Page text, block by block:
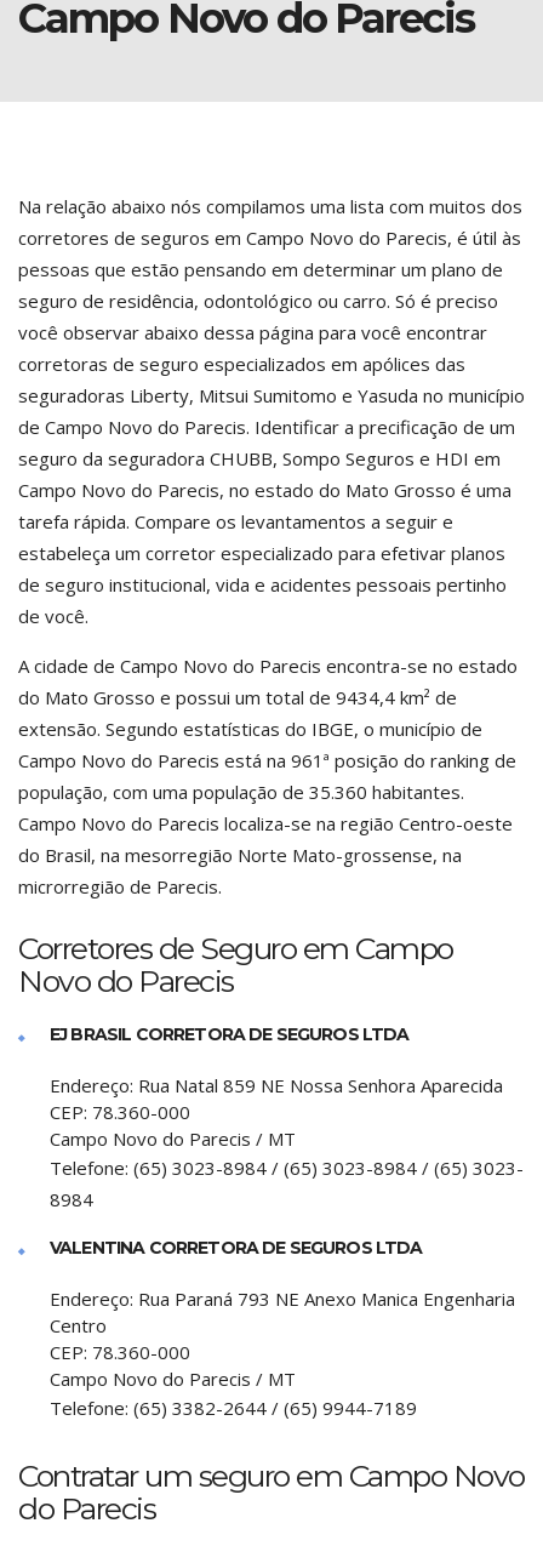
Campo Novo do Parecis
Na relação abaixo nós compilamos uma lista com muitos dos
corretores de seguros em Campo Novo do Parecis, é útil às
pessoas que estão pensando em determinar um plano de
seguro de residência, odontológico ou carro. Só é preciso
você observar abaixo dessa página para você encontrar
corretoras de seguro especializados em apólices das
seguradoras Liberty, Mitsui Sumitomo e Yasuda no município
de Campo Novo do Parecis. Identificar a precificação de um
seguro da seguradora CHUBB, Sompo Seguros e HDI em
Campo Novo do Parecis, no estado do Mato Grosso é uma
tarefa rápida. Compare os levantamentos a seguir e
estabeleça um corretor especializado para efetivar planos
de seguro institucional, vida e acidentes pessoais pertinho
de você.
A cidade de Campo Novo do Parecis encontra-se no estado
do Mato Grosso e possui um total de 9434,4 km² de
extensão. Segundo estatísticas do IBGE, o município de
Campo Novo do Parecis está na 961ª posição do ranking de
população, com uma população de 35.360 habitantes.
Campo Novo do Parecis localiza-se na região Centro-oeste
do Brasil, na mesorregião Norte Mato-grossense, na
microrregião de Parecis.
Corretores de Seguro em Campo
Novo do Parecis
EJ BRASIL CORRETORA DE SEGUROS LTDA
Endereço: Rua Natal 859 NE Nossa Senhora Aparecida
CEP: 78.360-000
Campo Novo do Parecis / MT
Telefone: (65) 3023-8984 / (65) 3023-8984 / (65) 3023-
8984
VALENTINA CORRETORA DE SEGUROS LTDA
Endereço: Rua Paraná 793 NE Anexo Manica Engenharia
Centro
CEP: 78.360-000
Campo Novo do Parecis / MT
Telefone: (65) 3382-2644 / (65) 9944-7189
Contratar um seguro em Campo Novo
do Parecis